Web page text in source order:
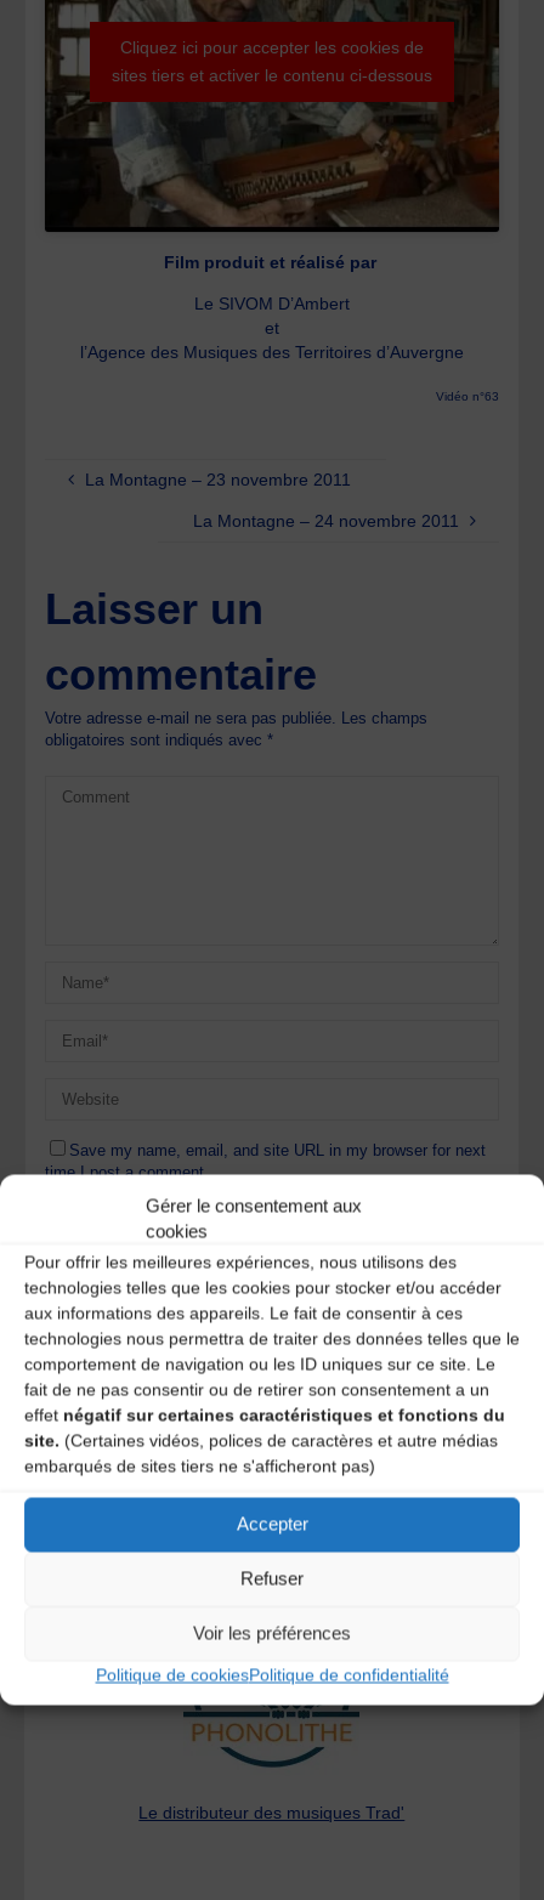
Gérer le consentement aux
cookies
Pour offrir les meilleures expériences, nous utilisons des
technologies telles que les cookies pour stocker et/ou accéder
aux informations des appareils. Le fait de consentir à ces
technologies nous permettra de traiter des données telles que le
comportement de navigation ou les ID uniques sur ce site. Le
fait de ne pas consentir ou de retirer son consentement a un
effet négatif sur certaines caractéristiques et fonctions du
site. (Certaines vidéos, polices de caractères et autre médias
embarqués de sites tiers ne s'afficheront pas)
Accepter
Refuser
Voir les préférences
Politique de cookiesPolitique de confidentialité
Cliquez ici pour accepter les cookies de
sites tiers et activer le contenu ci-dessous
Film produit et réalisé par
Le SIVOM D’Ambert
et
l’Agence des Musiques des Territoires d’Auvergne
Vidéo n°63
La Montagne – 23 novembre 2011
La Montagne – 24 novembre 2011
Laisser un
commentaire
Votre adresse e-mail ne sera pas publiée. Les champs
obligatoires sont indiqués avec*
Save my name, email, and site URL in my browser for next
time I post a comment.
Ce site utilise Akismet pour réduire les indésirables.En
savoir plus sur la façon dont les données de vos
commentaires sont traitées.
Le distributeur des musiques Trad'